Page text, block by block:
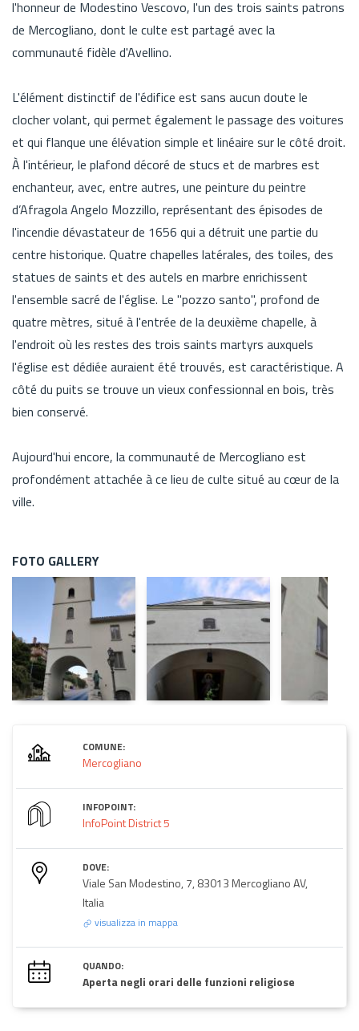
l'honneur de Modestino Vescovo, l'un des trois saints patrons
de Mercogliano, dont le culte est partagé avec la
communauté fidèle d'Avellino.
L'élément distinctif de l'édifice est sans aucun doute le
clocher volant, qui permet également le passage des voitures
et qui flanque une élévation simple et linéaire sur le côté droit.
À l'intérieur, le plafond décoré de stucs et de marbres est
enchanteur, avec, entre autres, une peinture du peintre
d’Afragola Angelo Mozzillo, représentant des épisodes de
l'incendie dévastateur de 1656 qui a détruit une partie du
centre historique. Quatre chapelles latérales, des toiles, des
statues de saints et des autels en marbre enrichissent
l'ensemble sacré de l'église. Le "pozzo santo", profond de
quatre mètres, situé à l'entrée de la deuxième chapelle, à
l'endroit où les restes des trois saints martyrs auxquels
l'église est dédiée auraient été trouvés, est caractéristique. A
côté du puits se trouve un vieux confessionnal en bois, très
bien conservé.
Aujourd'hui encore, la communauté de Mercogliano est
profondément attachée à ce lieu de culte situé au cœur de la
ville.
FOTO GALLERY
COMUNE:
Mercogliano
INFOPOINT:
InfoPoint District 5
DOVE:
Viale San Modestino, 7, 83013 Mercogliano AV,
Italia
visualizza in mappa
QUANDO:
Aperta negli orari delle funzioni religiose